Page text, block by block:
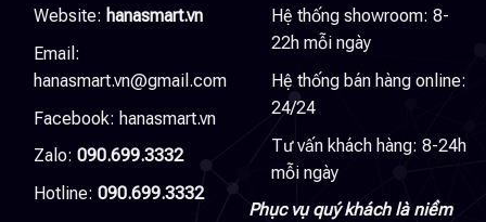
Website: hanasmart.vn
Email:
hanasmart.vn@gmail.com
Facebook: hanasmart.vn
Zalo: 090.699.3332
Hotline: 090.699.3332
Hệ thống showroom: 8-
22h mỗi ngày
Hệ thống bán hàng online:
24/24
Tư vấn khách hàng: 8-24h
mỗi ngày
Phục vụ quý khách là niềm